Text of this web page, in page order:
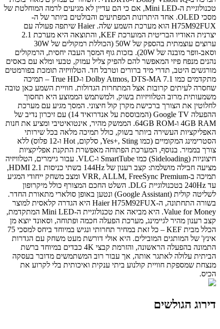
טכנולוגיית ה-Mini LED, אם כי הם עדיין לא מגיעים לרמה המוחלטת של
מסכי OLED. אחד היתרונות המפתיעים והבולטים ביותר של ה-
H75M92FUX הוא מערכת השמע שלה. Haier שיתפה פעולה עם
יצרנית האודיו הבריטית המוערכת KEF, והתוצאה היא מערכת 2.1
ערוצים עוצמתית בהספק של 50W (הכוללת רמקולים של 30W
וסאב-וופר מובנה של 20W). בזכות גוף המסך העבה יחסית, הרמקולים
נהנים מנפח פיזי המאפשר להם להפיק צליל עמוק, טבעי ומלא עם באסים
מורגשים היטב, תדרי מיד ברורים וטרבל חד. הטלוויזיה תומכת בפורמטים
מתקדמים כמו Dolby Atmos, DTS-MA 7.1 ו-True HD – תמיכה
שחסרה לעיתים קרובות אצל המתחרות הגדולות. חוויית השמע כאן טובה
משמעותית מרוב הטלוויזיות בשוק, ולמשתמש הממוצע היא תחסוך
לחלוטין את הצורך ברכישת מקרן קול חיצוני. המסך מגיע עם מערכת
ההפעלה Google TV (המבוססת על אנדרואיד 14) עם זיכרון נדיב של
4GB RAM ו-64GB ROM. הממשק מהיר, אינטואיטיבי ומציע את חנות
האפליקציות העשירה ביותר בשוק, כולל תמיכה מלאה בכל שירותי
הסטרימינג המקומיים (כמו Yes+, Sting, סלקום, Hot ו-12 פלוס) ללא
צורך בממיר. בנוסף, המערכת הפתוחה מאפשרת התקנת אפליקציות
חיצוניות (Sideloading) כמו SmartTube ו-VLC. עבור גיימרים, הטלוויזיה
מציעה חבילה מושלמת: קצב רענון של 144Hz בשתי כניסות HDMI 2.1,
תמיכה ב-VRR, ALLM, FreeSync Premium ומצב משחק ייחודי המגיע
עד 240Hz בטכנולוגיית DLG. השלט החכם המצורף כולל מיקרופון
לשליטה קולית (Google Assistant) ונטען באופן סולארי מתאורת החדר.
בשורה התחתונה, ה-Haier H75M92FUX היא הגדרה קלאסית למוצר
Value for Money. היא מביאה את טכנולוגיית ה-Mini LED המתקדמת,
קצב רענון מהיר לגיימינג, מערכת הפעלה חכמה ופתוחה, וסאונד יוצא מן
הכלל מבית KEF – כל זאת במחיר תחרותי ונגיש במיוחד ביחס למסכי 75
אינץ' של המותגים המובילים. היא אולי דורשת מעט משחק עם הגדרות
התמונה בהפעלה הראשונה, והזרמת קבצי 4K כבדים במיוחד ברשת
הביתית עלולה לאתגר אותה, אך עבור רוב המשתמשים מדובר בעסקה
מנצחת שמספקת חוויית קולנוע ביתי ענקית ואיכותית בלי לקרוע את
הכיס.
דירוג הגולשים